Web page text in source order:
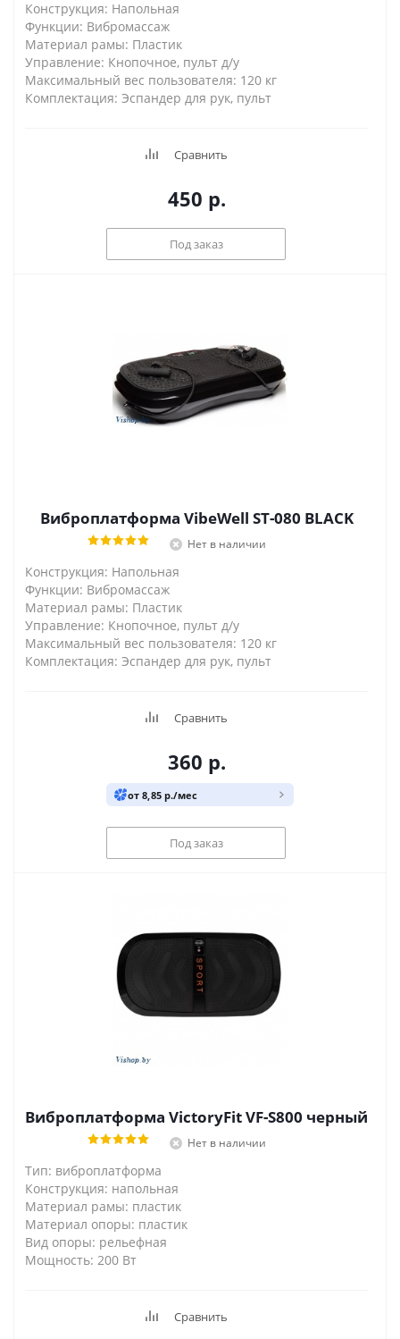
Конструкция: Напольная
Функции: Вибромассаж
Материал рамы: Пластик
Управление: Кнопочное, пульт д/у
Максимальный вес пользователя: 120 кг
Комплектация: Эспандер для рук, пульт
Сравнить
450 р.
Под заказ
Виброплатформа VibeWell ST-080 BLACK
Нет в наличии
Конструкция: Напольная
Функции: Вибромассаж
Материал рамы: Пластик
Управление: Кнопочное, пульт д/у
Максимальный вес пользователя: 120 кг
Комплектация: Эспандер для рук, пульт
Сравнить
360 р.
от 8,85 р./мес
Под заказ
Виброплатформа VictoryFit VF-S800 черный
Нет в наличии
Тип: виброплатформа
Конструкция: напольная
Материал рамы: пластик
Материал опоры: пластик
Вид опоры: рельефная
Мощность: 200 Вт
Сравнить